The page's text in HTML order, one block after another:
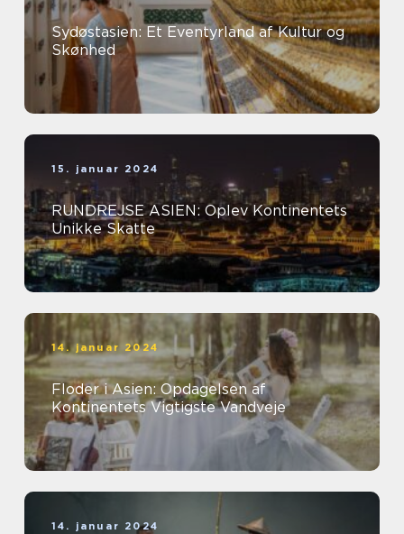
Sydøstasien: Et Eventyrland af Kultur og
Skønhed
15. januar 2024
RUNDREJSE ASIEN: Oplev Kontinentets
Unikke Skatte
14. januar 2024
Floder i Asien: Opdagelsen af
Kontinentets Vigtigste Vandveje
14. januar 2024